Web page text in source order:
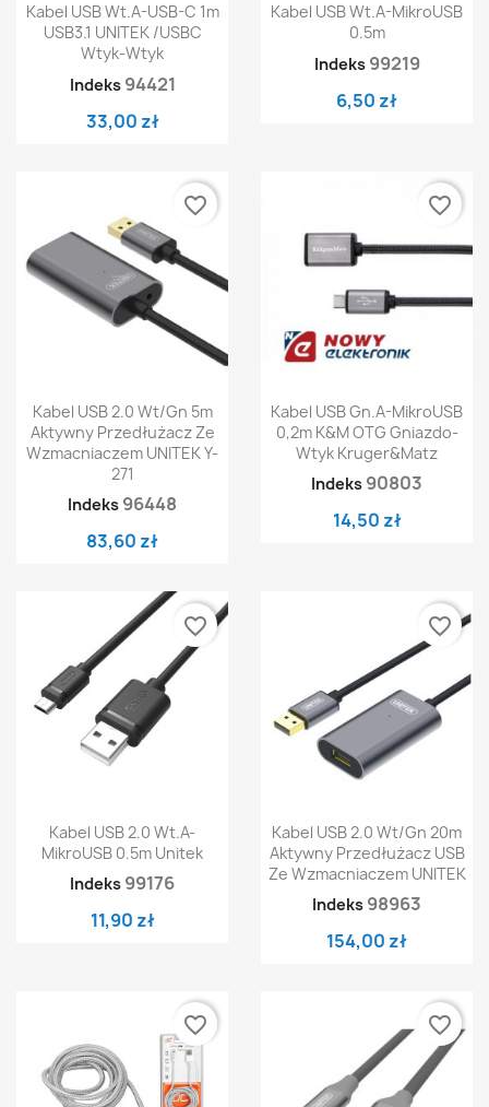
Kabel USB Wt.A-USB-C 1m
USB3.1 UNITEK /USBC
Wtyk-Wtyk
Indeks 94421
33,00 zł
Kabel USB Wt.A-MikroUSB
0.5m
Indeks 99219
6,50 zł
Kabel USB 2.0 Wt/Gn 5m
Aktywny Przedłużacz Ze
Wzmacniaczem UNITEK Y-
271
Indeks 96448
83,60 zł
favorite_border
Kabel USB Gn.A-MikroUSB
0,2m K&M OTG Gniazdo-
Wtyk Kruger&Matz
Indeks 90803
14,50 zł
favorite_border
Kabel USB 2.0 Wt.A-
MikroUSB 0.5m Unitek
Indeks 99176
11,90 zł
favorite_border
Kabel USB 2.0 Wt/Gn 20m
Aktywny Przedłużacz USB
Ze Wzmacniaczem UNITEK
Indeks 98963
154,00 zł
favorite_border
favorite_border favorite_border